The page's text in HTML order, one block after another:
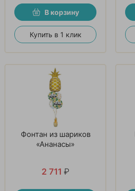
В корзину
Купить в 1 клик
Фонтан из шариков
«Ананасы»
2 711 ₽